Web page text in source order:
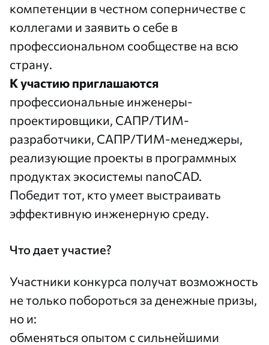
компетенции в честном соперничестве с
коллегами и заявить о себе в
профессиональном сообществе на всю
страну.
К участию приглашаются
профессиональные инженеры-
проектировщики, САПР/ТИМ-
разработчики, САПР/ТИМ-менеджеры,
реализующие проекты в программных
продуктах экосистемы nanoCAD.
Победит тот, кто умеет выстраивать
эффективную инженерную среду.
Что дает участие?
Участники конкурса получат возможность
не только побороться за денежные призы,
но и:
обменяться опытом с сильнейшими